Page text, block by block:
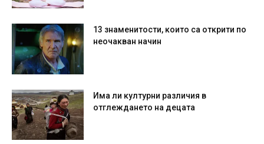
13 знаменитости, които са открити по
неочакван начин
Има ли културни различия в
отглеждането на децата